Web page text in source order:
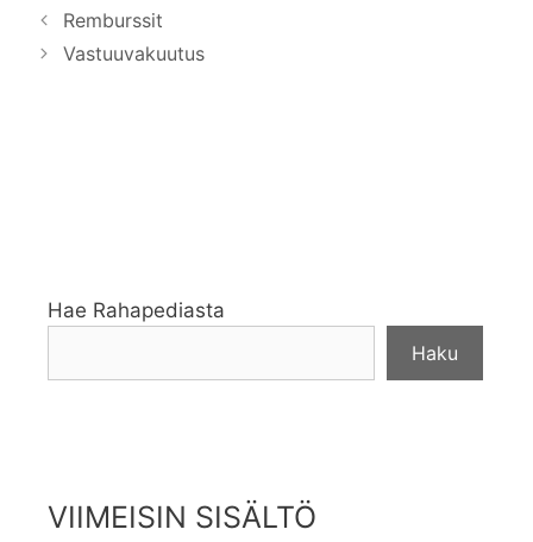
Remburssit
Vastuuvakuutus
Hae Rahapediasta
Haku
VIIMEISIN SISÄLTÖ